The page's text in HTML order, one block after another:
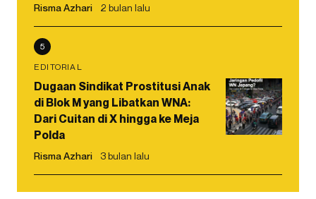
Risma Azhari 2 bulan lalu
5
EDITORIAL
Dugaan Sindikat Prostitusi Anak
di Blok M yang Libatkan WNA:
Dari Cuitan di X hingga ke Meja
Polda
Risma Azhari 3 bulan lalu